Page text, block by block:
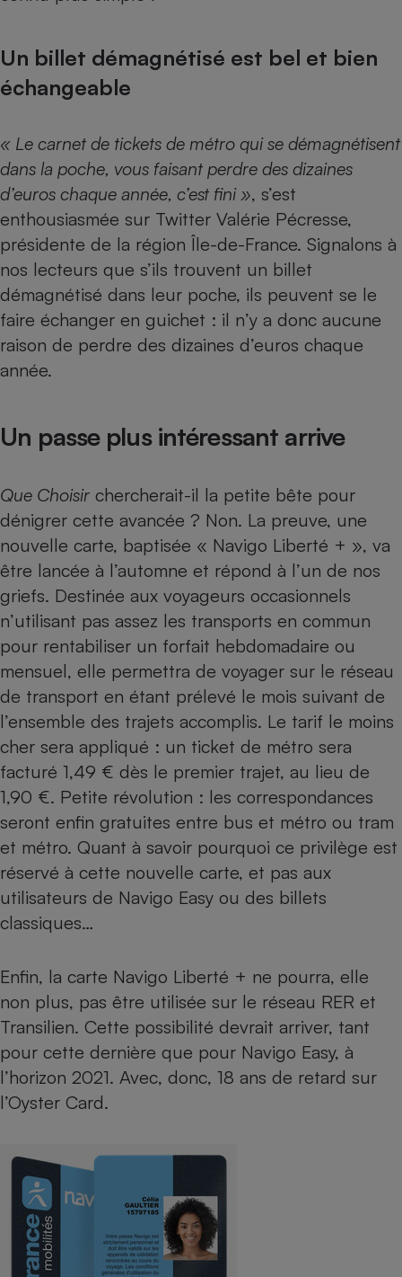
Un billet démagnétisé est bel et bien
échangeable
« Le carnet de tickets de métro qui se démagnétisent
dans la poche, vous faisant perdre des dizaines
d’euros chaque année, c’est fini », s’est
enthousiasmée sur Twitter Valérie Pécresse,
présidente de la région Île-de-France. Signalons à
nos lecteurs que s’ils trouvent un billet
démagnétisé dans leur poche, ils peuvent se le
faire échanger en guichet : il n’y a donc aucune
raison de perdre des dizaines d’euros chaque
année.
Un passe plus intéressant arrive
Que Choisir chercherait-il la petite bête pour
dénigrer cette avancée ? Non. La preuve, une
nouvelle carte, baptisée « Navigo Liberté + », va
être lancée à l’automne et répond à l’un de nos
griefs. Destinée aux voyageurs occasionnels
n’utilisant pas assez les transports en commun
pour rentabiliser un forfait hebdomadaire ou
mensuel, elle permettra de voyager sur le réseau
de transport en étant prélevé le mois suivant de
l’ensemble des trajets accomplis. Le tarif le moins
cher sera appliqué : un ticket de métro sera
facturé 1,49 € dès le premier trajet, au lieu de
1,90 €. Petite révolution : les correspondances
seront enfin gratuites entre bus et métro ou tram
et métro. Quant à savoir pourquoi ce privilège est
réservé à cette nouvelle carte, et pas aux
utilisateurs de Navigo Easy ou des billets
classiques…
Enfin, la carte Navigo Liberté + ne pourra, elle
non plus, pas être utilisée sur le réseau RER et
Transilien. Cette possibilité devrait arriver, tant
pour cette dernière que pour Navigo Easy, à
l’horizon 2021. Avec, donc, 18 ans de retard sur
l’Oyster Card.